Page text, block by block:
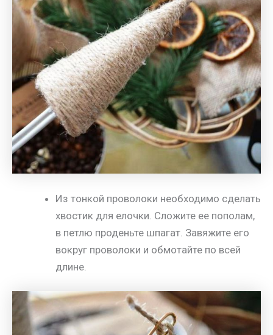
Из тонкой проволоки необходимо сделать
хвостик для елочки. Сложите ее пополам,
в петлю проденьте шпагат. Завяжите его
вокруг проволоки и обмотайте по всей
длине.